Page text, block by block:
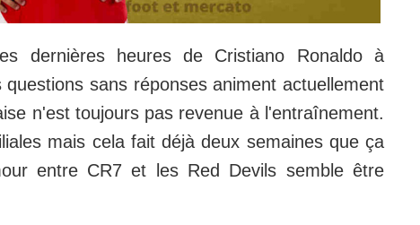
dernières heures de Cristiano Ronaldo à
sans réponses animent actuellement
n'est toujours pas revenue à l'entraînement.
mais cela fait déjà deux semaines que ça
entre CR7 et les Red Devils semble être